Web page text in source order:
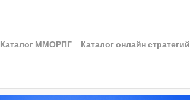
Каталог ММОРПГ Каталог онлайн стратегий